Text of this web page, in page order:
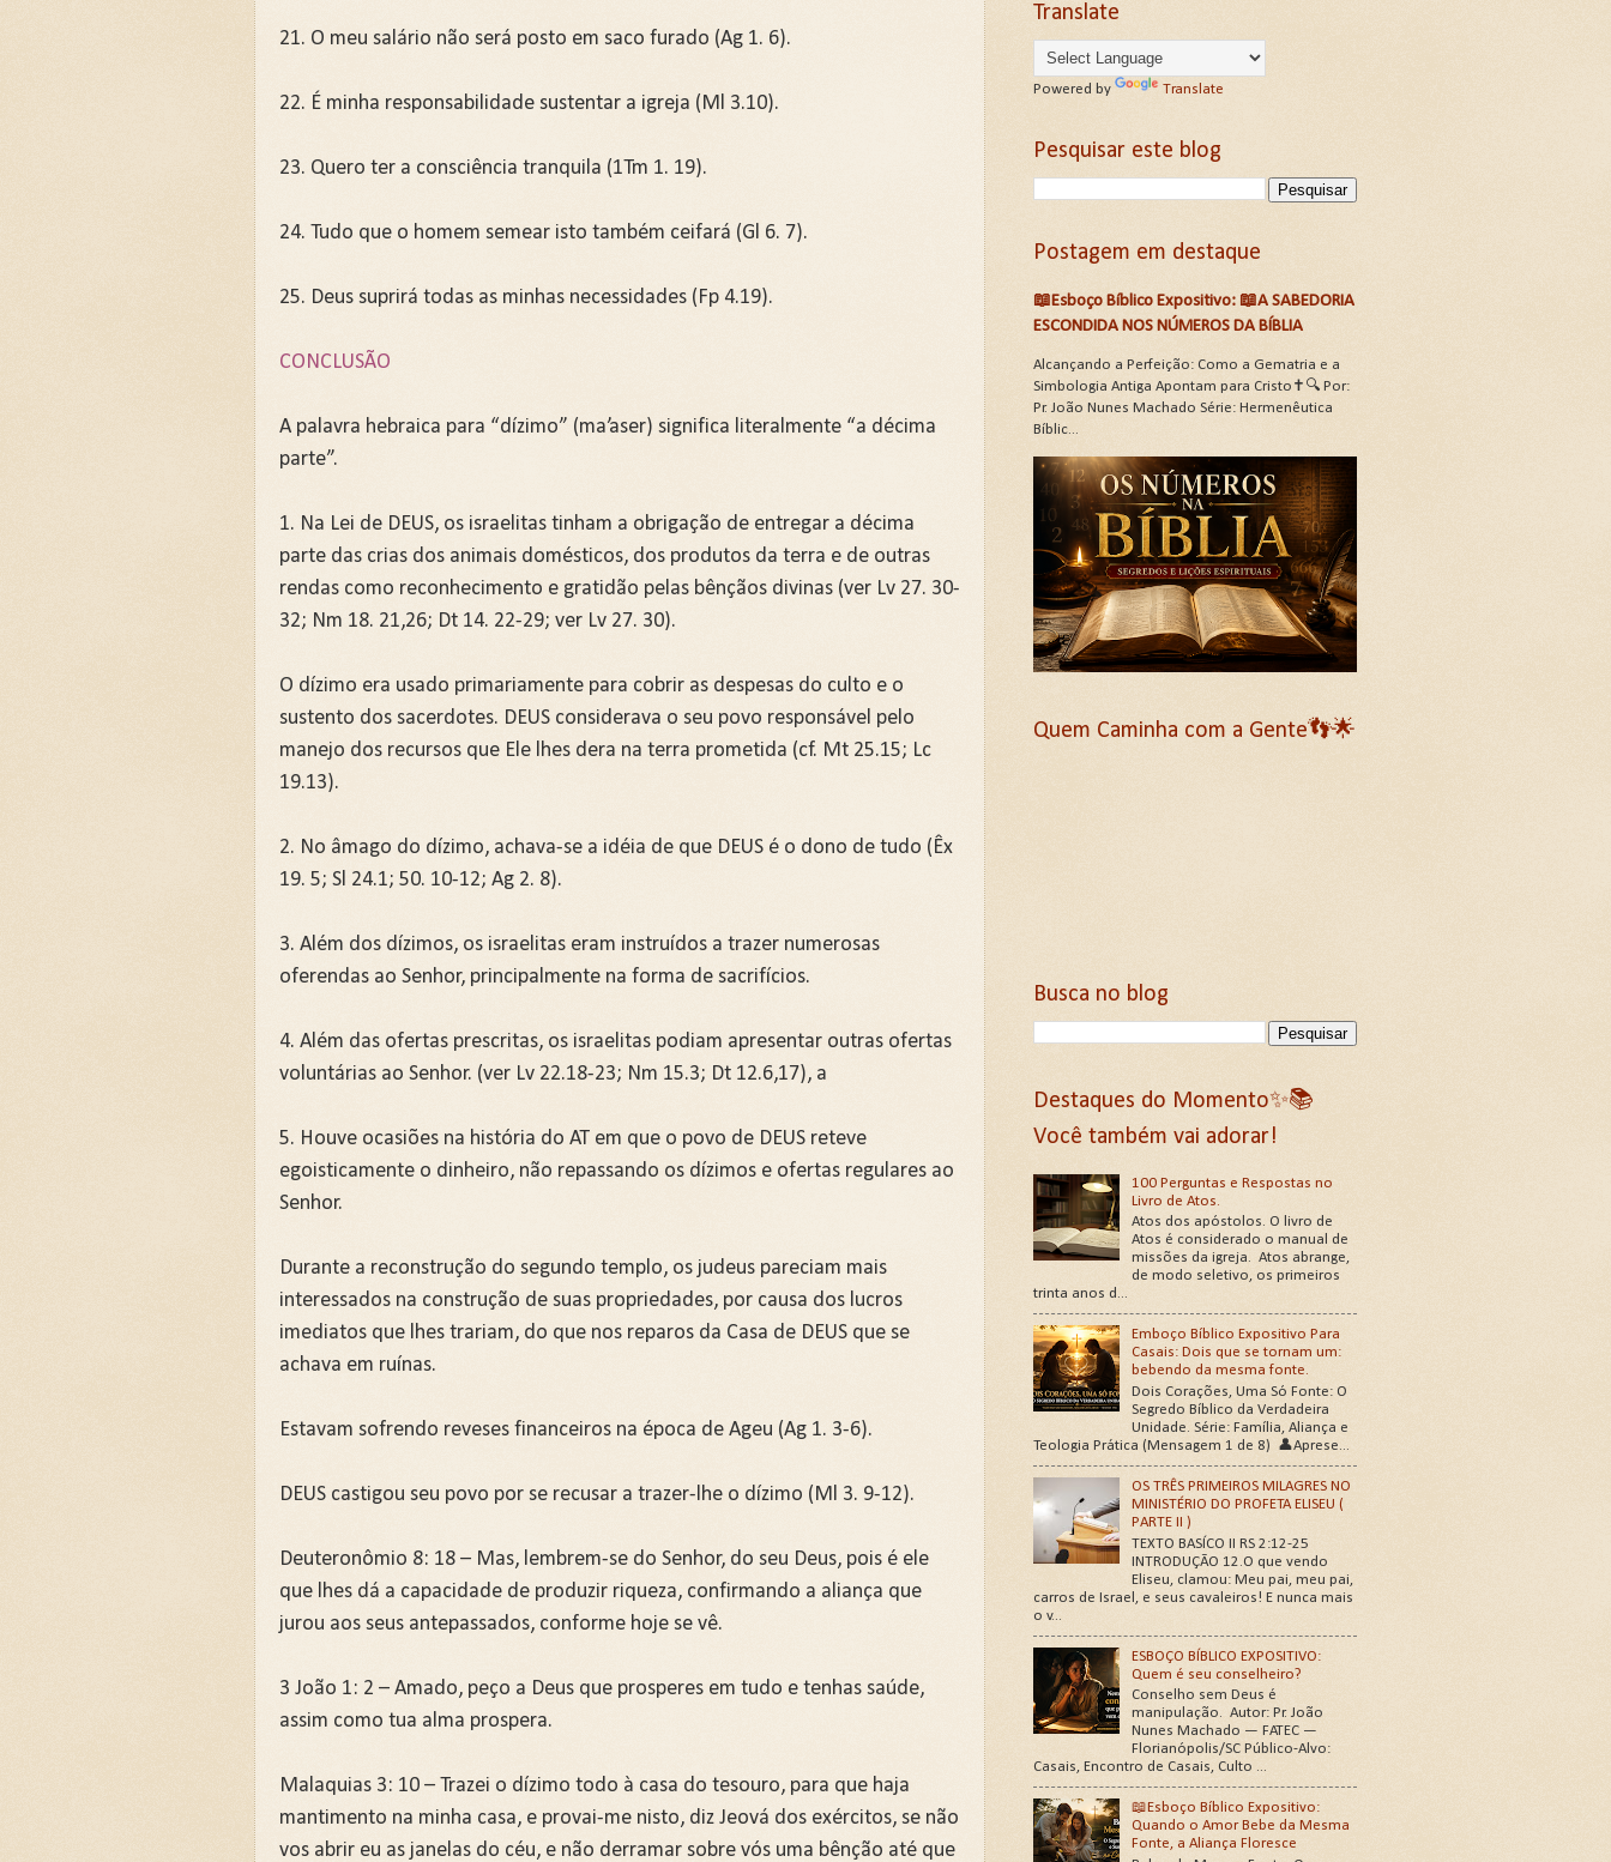
21. O meu salário não será posto em saco furado (Ag 1. 6).
22. É minha responsabilidade sustentar a igreja (Ml 3.10).
23. Quero ter a consciência tranquila (1Tm 1. 19).
24. Tudo que o homem semear isto também ceifará (Gl 6. 7).
25. Deus suprirá todas as minhas necessidades (Fp 4.19).
CONCLUSÃO
A palavra hebraica para “dízimo” (ma’aser) significa literalmente “a décima
parte”.
1. Na Lei de DEUS, os israelitas tinham a obrigação de entregar a décima
parte das crias dos animais domésticos, dos produtos da terra e de outras
rendas como reconhecimento e gratidão pelas bênçãos divinas (ver Lv 27. 30-
32; Nm 18. 21,26; Dt 14. 22-29; ver Lv 27. 30).
O dízimo era usado primariamente para cobrir as despesas do culto e o
sustento dos sacerdotes. DEUS considerava o seu povo responsável pelo
manejo dos recursos que Ele lhes dera na terra prometida (cf. Mt 25.15; Lc
19.13).
2. No âmago do dízimo, achava-se a idéia de que DEUS é o dono de tudo (Êx
19. 5; Sl 24.1; 50. 10-12; Ag 2. 8).
3. Além dos dízimos, os israelitas eram instruídos a trazer numerosas
oferendas ao Senhor, principalmente na forma de sacrifícios.
4. Além das ofertas prescritas, os israelitas podiam apresentar outras ofertas
voluntárias ao Senhor. (ver Lv 22.18-23; Nm 15.3; Dt 12.6,17), a
5. Houve ocasiões na história do AT em que o povo de DEUS reteve
egoisticamente o dinheiro, não repassando os dízimos e ofertas regulares ao
Senhor.
Durante a reconstrução do segundo templo, os judeus pareciam mais
interessados na construção de suas propriedades, por causa dos lucros
imediatos que lhes trariam, do que nos reparos da Casa de DEUS que se
achava em ruínas.
Estavam sofrendo reveses financeiros na época de Ageu (Ag 1. 3-6).
DEUS castigou seu povo por se recusar a trazer-lhe o dízimo (Ml 3. 9-12).
Deuteronômio 8: 18 – Mas, lembrem-se do Senhor, do seu Deus, pois é ele
que lhes dá a capacidade de produzir riqueza, confirmando a aliança que
jurou aos seus antepassados, conforme hoje se vê.
3 João 1: 2 – Amado, peço a Deus que prosperes em tudo e tenhas saúde,
assim como tua alma prospera.
Malaquias 3: 10 – Trazei o dízimo todo à casa do tesouro, para que haja
mantimento na minha casa, e provai-me nisto, diz Jeová dos exércitos, se não
vos abrir eu as janelas do céu, e não derramar sobre vós uma bênção até que
Translate
Powered by Translate
Pesquisar este blog
Postagem em destaque
📖Esboço Bíblico Expositivo: 📖A SABEDORIA
ESCONDIDA NOS NÚMEROS DA BÍBLIA
Alcançando a Perfeição: Como a Gematria e a
Simbologia Antiga Apontam para Cristo✝️🔍 Por:
Pr. João Nunes Machado Série: Hermenêutica
Bíblic...
Quem Caminha com a Gente👣🌟
Busca no blog
Destaques do Momento✨📚
Você também vai adorar!
100 Perguntas e Respostas no
Livro de Atos.
Atos dos apóstolos. O livro de
Atos é considerado o manual de
missões da igreja. Atos abrange,
de modo seletivo, os primeiros
trinta anos d...
Emboço Bíblico Expositivo Para
Casais: Dois que se tornam um:
bebendo da mesma fonte.
Dois Corações, Uma Só Fonte: O
Segredo Bíblico da Verdadeira
Unidade. Série: Família, Aliança e
Teologia Prática (Mensagem 1 de 8) 👤Aprese...
OS TRÊS PRIMEIROS MILAGRES NO
MINISTÉRIO DO PROFETA ELISEU (
PARTE II )
TEXTO BASÍCO II RS 2:12-25
INTRODUÇÃO 12.O que vendo
Eliseu, clamou: Meu pai, meu pai,
carros de Israel, e seus cavaleiros! E nunca mais
o v...
ESBOÇO BÍBLICO EXPOSITIVO:
Quem é seu conselheiro?
Conselho sem Deus é
manipulação. Autor: Pr. João
Nunes Machado — FATEC —
Florianópolis/SC Público-Alvo:
Casais, Encontro de Casais, Culto ...
📖Esboço Bíblico Expositivo:
Quando o Amor Bebe da Mesma
Fonte, a Aliança Floresce